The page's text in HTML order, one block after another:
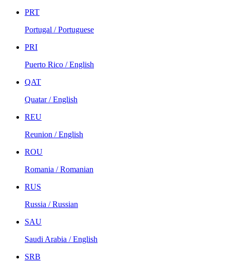
PRT
Portugal / Portuguese
PRI
Puerto Rico / English
QAT
Quatar / English
REU
Reunion / English
ROU
Romania / Romanian
RUS
Russia / Russian
SAU
Saudi Arabia / English
SRB